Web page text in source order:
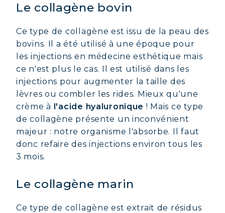
Le collagène bovin
Ce type de collagène est issu de la peau des
bovins. Il a été utilisé à une époque pour
les injections en médecine esthétique mais
ce n'est plus le cas. Il est utilisé dans les
injections pour augmenter la taille des
lèvres ou combler les rides. Mieux qu'une
crème à l'acide hyaluronique ! Mais ce type
de collagène présente un inconvénient
majeur : notre organisme l'absorbe. Il faut
donc refaire des injections environ tous les
3 mois.
Le collagène marin
Ce type de collagène est extrait de résidus